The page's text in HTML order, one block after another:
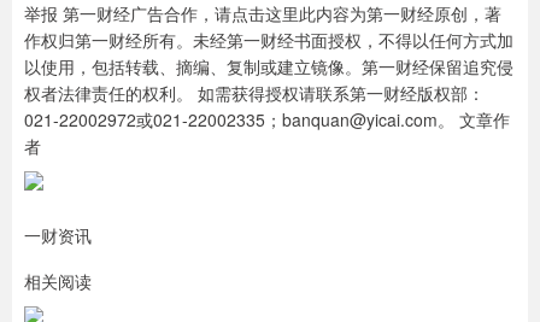
举报 第一财经广告合作，请点击这里此内容为第一财经原创，著
作权归第一财经所有。未经第一财经书面授权，不得以任何方式加
以使用，包括转载、摘编、复制或建立镜像。第一财经保留追究侵
权者法律责任的权利。 如需获得授权请联系第一财经版权部：
021-22002972或021-22002335；banquan@yicai.com。 文章作
者
一财资讯
相关阅读